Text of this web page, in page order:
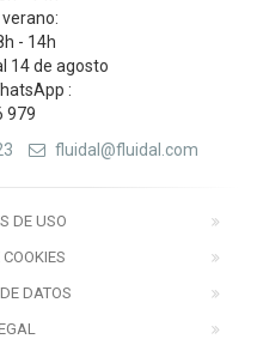
- 14h
14 de agosto
:
979
fluidal@fluidal.com
DE USO
DATOS